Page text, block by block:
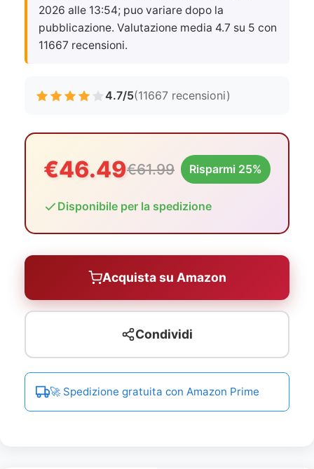
2026 alle 13:54; puo variare dopo la
pubblicazione. Valutazione media 4.7 su 5 con
11667 recensioni.
4.7/5(11667 recensioni)
€46.49€61.99 Risparmi 25%
Disponibile per la spedizione
Acquista su Amazon
Condividi
🚀 Spedizione gratuita con Amazon Prime